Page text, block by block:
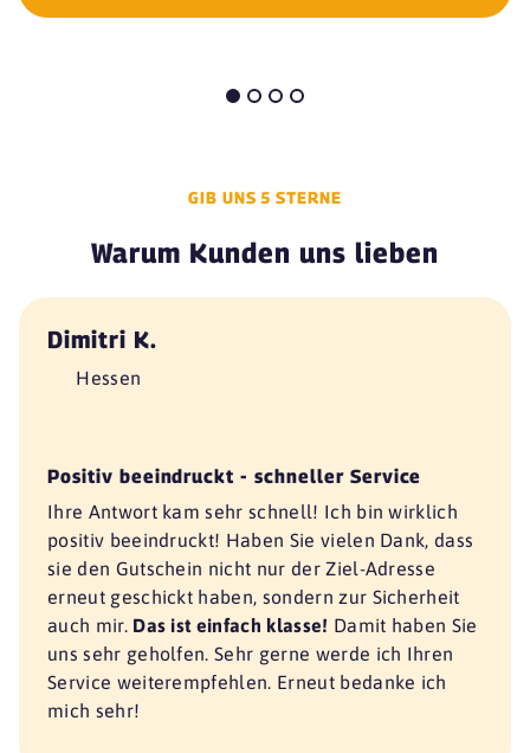
GIB UNS 5 STERNE
Warum Kunden uns lieben
Dimitri K.
Hessen
Positiv beeindruckt - schneller Service
Ihre Antwort kam sehr schnell! Ich bin wirklich
positiv beeindruckt! Haben Sie vielen Dank, dass
sie den Gutschein nicht nur der Ziel-Adresse
erneut geschickt haben, sondern zur Sicherheit
auch mir. Das ist einfach klasse! Damit haben Sie
uns sehr geholfen. Sehr gerne werde ich Ihren
Service weiterempfehlen. Erneut bedanke ich
mich sehr!